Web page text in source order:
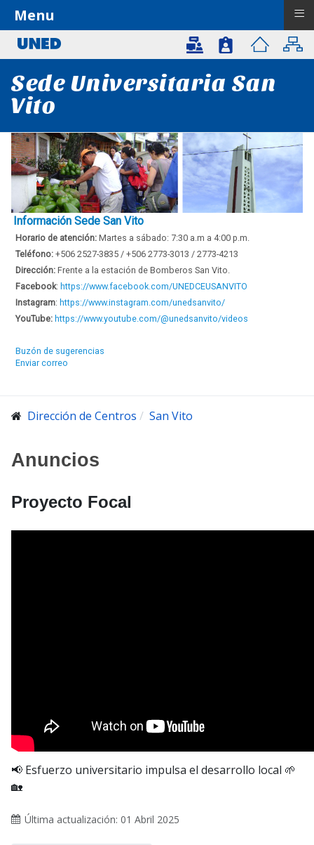
Sede Universitaria San
Vito
Información Sede San Vito
Horario de atención: Martes a sábado: 7:30 a.m a 4:00 p.m.
Teléfono: +506 2527-3835 / +506 2773-3013 / 2773-4213
Dirección: Frente a la estación de Bomberos San Vito.
Facebook: https://www.facebook.com/UNEDCEUSANVITO
Instagram: https://www.instagram.com/unedsanvito/
YouTube: https://www.youtube.com/@unedsanvito/videos
Buzón de sugerencias
Enviar correo
Dirección de Centros San Vito
Anuncios
Proyecto Focal
📢 Esfuerzo universitario impulsa el desarrollo local 🌱
🏡
Última actualización: 01 Abril 2025
Menu ≡